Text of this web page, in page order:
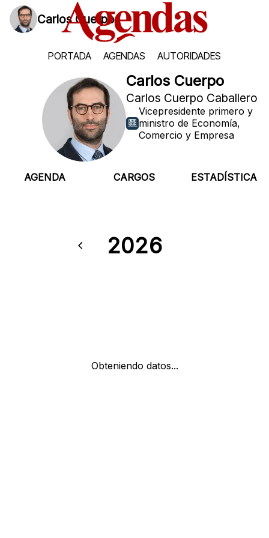
Carlos Cuerpo
PORTADA AGENDAS AUTORIDADES
Carlos Cuerpo
Carlos Cuerpo Caballero
Vicepresidente primero y
ministro de Economía,
Comercio y Empresa
AGENDA CARGOS ESTADÍSTICA
2026
Obteniendo datos...